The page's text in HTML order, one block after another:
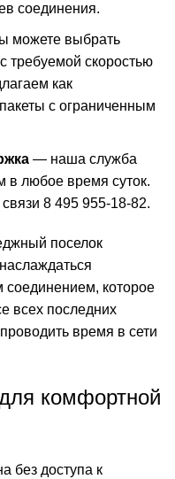
соединения.
можете выбрать
требуемой скоростью
как
с ограниченным
— наша служба
в любое время суток.
8 495 955-18-82.
поселок
которое
всех последних
время в сети
комфортной
без доступа к